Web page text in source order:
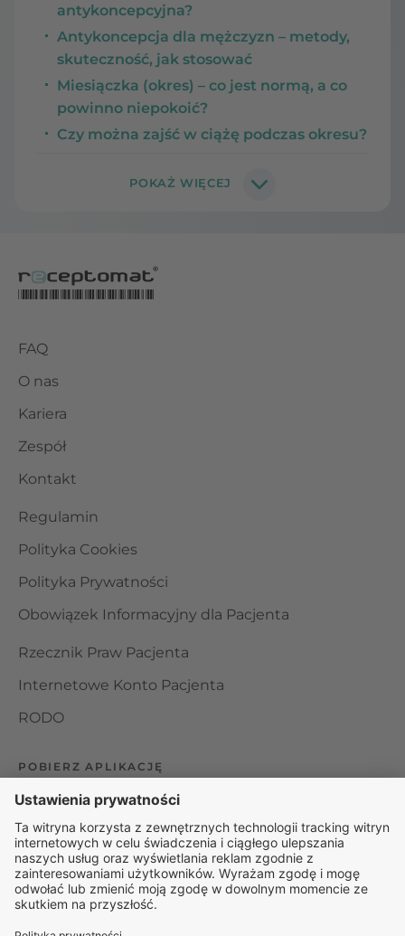
antykoncepcyjna?
Antykoncepcja dla mężczyzn – metody,
skuteczność, jak stosować
Miesiączka (okres) – co jest normą, a co
powinno niepokoić?
Czy można zajść w ciążę podczas okresu?
FAQ
O nas
Kariera
Zespół
Kontakt
Regulamin
Polityka Cookies
Polityka Prywatności
Obowiązek Informacyjny dla Pacjenta
Rzecznik Praw Pacjenta
Internetowe Konto Pacjenta
RODO
POBIERZ APLIKACJĘ
Organizator udzielania świadczeń telemedycznych jest
podmiotem leczniczym w rozumieniu ustawy z dnia 15
kwietnia 2011 roku o działalności leczniczej, wpisanym do
rejestru podmiotów wykonujących działalność leczniczą pod
numerem: 000000229172.